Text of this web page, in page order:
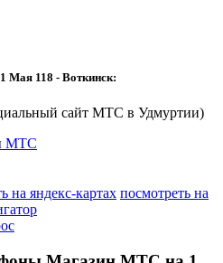
Мая 118 - Воткинск:
сайт МТС в Удмуртии)
МТС
на яндекс-картах посмотреть на